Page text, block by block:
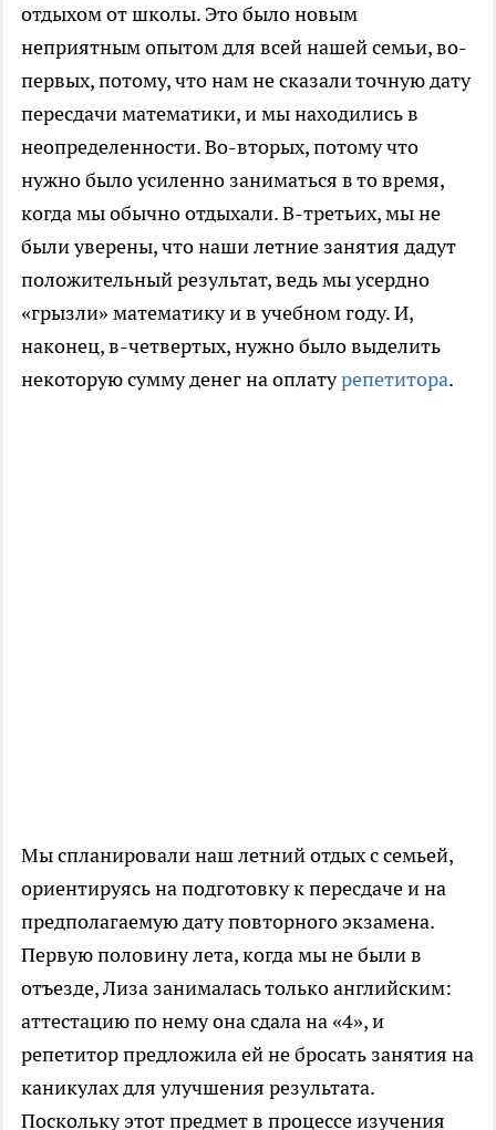
отдыхом от школы. Это было новым
неприятным опытом для всей нашей семьи, во-
первых, потому, что нам не сказали точную дату
пересдачи математики, и мы находились в
неопределенности. Во-вторых, потому что
нужно было усиленно заниматься в то время,
когда мы обычно отдыхали. В-третьих, мы не
были уверены, что наши летние занятия дадут
положительный результат, ведь мы усердно
«грызли» математику и в учебном году. И,
наконец, в-четвертых, нужно было выделить
некоторую сумму денег на оплатурепетитора.
Мы спланировали наш летний отдых с семьей,
ориентируясь на подготовку к пересдаче и на
предполагаемую дату повторного экзамена.
Первую половину лета, когда мы не были в
отъезде, Лиза занималась только английским:
аттестацию по нему она сдала на «4», и
репетитор предложила ей не бросать занятия на
каникулах для улучшения результата.
Поскольку этот предмет в процессе изучения